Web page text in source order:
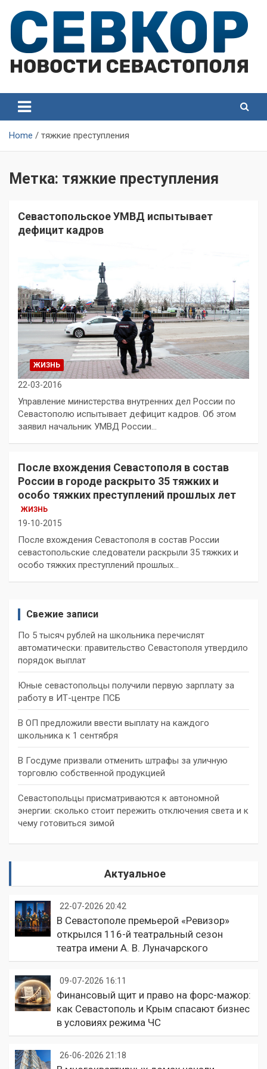
content
Севастополя
Севастополя
Home тяжкие преступления
Метка: тяжкие преступления
Севастопольское УМВД испытывает
дефицит кадров
ЖИЗНЬ
22-03-2016
Управление министерства внутренних дел России по
Севастополю испытывает дефицит кадров. Об этом
заявил начальник УМВД России…
После вхождения Севастополя в состав
России в городе раскрыто 35 тяжких и
особо тяжких преступлений прошлых лет
ЖИЗНЬ
19-10-2015
После вхождения Севастополя в состав России
севастопольские следователи раскрыли 35 тяжких и
особо тяжких преступлений прошлых…
Свежие записи
По 5 тысяч рублей на школьника перечислят
автоматически: правительство Севастополя утвердило
порядок выплат
Юные севастопольцы получили первую зарплату за
работу в ИТ-центре ПСБ
В ОП предложили ввести выплату на каждого
школьника к 1 сентября
В Госдуме призвали отменить штрафы за уличную
торговлю собственной продукцией
Севастопольцы присматриваются к автономной
энергии: сколько стоит пережить отключения света и к
чему готовиться зимой
Актуальное
22-07-2026 20:42
В Севастополе премьерой «Ревизор»
открылся 116-й театральный сезон
театра имени А. В. Луначарского
09-07-2026 16:11
Финансовый щит и право на форс-мажор:
как Севастополь и Крым спасают бизнес
в условиях режима ЧС
26-06-2026 21:18